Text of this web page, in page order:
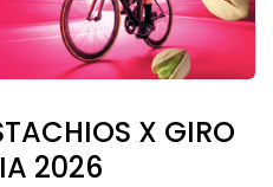
X GIRO
2026